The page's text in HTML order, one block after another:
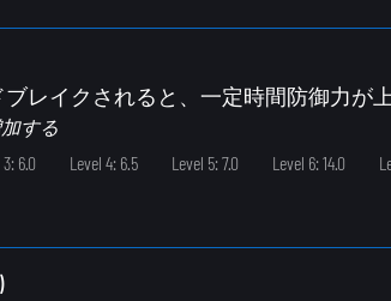
ブレイクされると、一定時間防御力が
する
6.0 Level 4: 6.5 Level 5: 7.0 Level 6: 14.0